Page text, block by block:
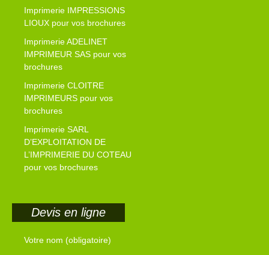
Imprimerie IMPRESSIONS
LIOUX pour vos brochures
Imprimerie ADELINET
IMPRIMEUR SAS pour vos
brochures
Imprimerie CLOITRE
IMPRIMEURS pour vos
brochures
Imprimerie SARL
D’EXPLOITATION DE
L’IMPRIMERIE DU COTEAU
pour vos brochures
Devis en ligne
Votre nom (obligatoire)